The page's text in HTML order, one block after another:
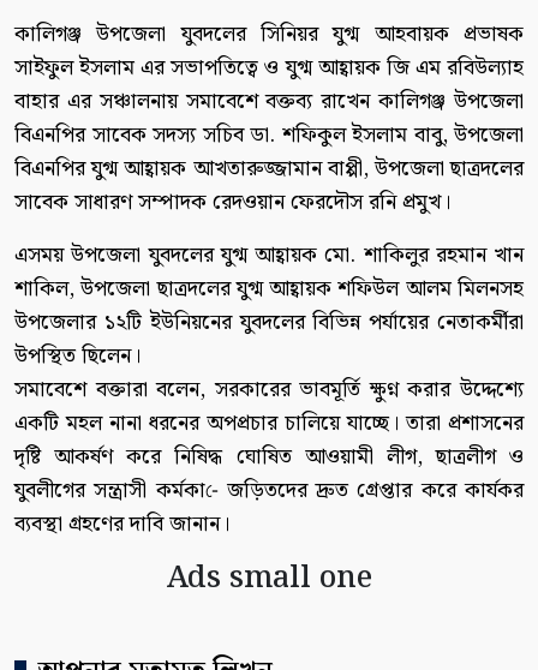
কালিগঞ্জ উপজেলা যুবদলের সিনিয়র যুগ্ম আহবায়ক প্রভাষক
সাইফুল ইসলাম এর সভাপতিত্বে ও যুগ্ম আহ্বায়ক জি এম রবিউল্যাহ
বাহার এর সঞ্চালনায় সমাবেশে বক্তব্য রাখেন কালিগঞ্জ উপজেলা
বিএনপির সাবেক সদস্য সচিব ডা. শফিকুল ইসলাম বাবু, উপজেলা
বিএনপির যুগ্ম আহ্বায়ক আখতারুজ্জামান বাপ্পী, উপজেলা ছাত্রদলের
সাবেক সাধারণ সম্পাদক রেদওয়ান ফেরদৌস রনি প্রমুখ।
এসময় উপজেলা যুবদলের যুগ্ম আহ্বায়ক মো. শাকিলুর রহমান খান
শাকিল, উপজেলা ছাত্রদলের যুগ্ম আহ্বায়ক শফিউল আলম মিলনসহ
উপজেলার ১২টি ইউনিয়নের যুবদলের বিভিন্ন পর্যায়ের নেতাকর্মীরা
উপস্থিত ছিলেন।
সমাবেশে বক্তারা বলেন, সরকারের ভাবমূর্তি ক্ষুণ্ন করার উদ্দেশ্যে
একটি মহল নানা ধরনের অপপ্রচার চালিয়ে যাচ্ছে। তারা প্রশাসনের
দৃষ্টি আকর্ষণ করে নিষিদ্ধ ঘোষিত আওয়ামী লীগ, ছাত্রলীগ ও
যুবলীগের সন্ত্রাসী কর্মকা-ে জড়িতদের দ্রুত গ্রেপ্তার করে কার্যকর
ব্যবস্থা গ্রহণের দাবি জানান।
Ads small one